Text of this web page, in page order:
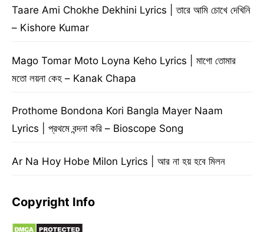
Taare Ami Chokhe Dekhini Lyrics | তারে আমি চোখে দেখিনি
– Kishore Kumar
Mago Tomar Moto Loyna Keho Lyrics | মাগো তোমার
মতো লয়না কেহ – Kanak Chapa
Prothome Bondona Kori Bangla Mayer Naam
Lyrics | প্রথমে বন্দনা করি – Bioscope Song
Ar Na Hoy Hobe Milon Lyrics | আর না হয় হবে মিলন
Copyright Info